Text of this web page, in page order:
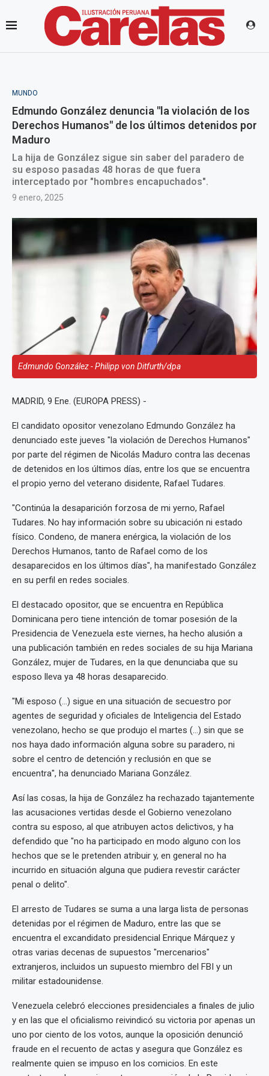
MUNDO
Edmundo González denuncia "la violación de los
Derechos Humanos" de los últimos detenidos por
Maduro
La hija de González sigue sin saber del paradero de
su esposo pasadas 48 horas de que fuera
interceptado por "hombres encapuchados".
9 enero, 2025
Edmundo González - Philipp von Ditfurth/dpa
MADRID, 9 Ene. (EUROPA PRESS) -
El candidato opositor venezolano Edmundo González ha
denunciado este jueves "la violación de Derechos Humanos"
por parte del régimen de Nicolás Maduro contra las decenas
de detenidos en los últimos días, entre los que se encuentra
el propio yerno del veterano disidente, Rafael Tudares.
"Continúa la desaparición forzosa de mi yerno, Rafael
Tudares. No hay información sobre su ubicación ni estado
físico. Condeno, de manera enérgica, la violación de los
Derechos Humanos, tanto de Rafael como de los
desaparecidos en los últimos días", ha manifestado González
en su perfil en redes sociales.
El destacado opositor, que se encuentra en República
Dominicana pero tiene intención de tomar posesión de la
Presidencia de Venezuela este viernes, ha hecho alusión a
una publicación también en redes sociales de su hija Mariana
González, mujer de Tudares, en la que denunciaba que su
esposo lleva ya 48 horas desaparecido.
"Mi esposo (...) sigue en una situación de secuestro por
agentes de seguridad y oficiales de Inteligencia del Estado
venezolano, hecho se que produjo el martes (...) sin que se
nos haya dado información alguna sobre su paradero, ni
sobre el centro de detención y reclusión en que se
encuentra", ha denunciado Mariana González.
Así las cosas, la hija de González ha rechazado tajantemente
las acusaciones vertidas desde el Gobierno venezolano
contra su esposo, al que atribuyen actos delictivos, y ha
defendido que "no ha participado en modo alguno con los
hechos que se le pretenden atribuir y, en general no ha
incurrido en situación alguna que pudiera revestir carácter
penal o delito".
El arresto de Tudares se suma a una larga lista de personas
detenidas por el régimen de Maduro, entre las que se
encuentra el excandidato presidencial Enrique Márquez y
otras varias decenas de supuestos "mercenarios"
extranjeros, incluidos un supuesto miembro del FBI y un
militar estadounidense.
Venezuela celebró elecciones presidenciales a finales de julio
y en las que el oficialismo reivindicó su victoria por apenas un
uno por ciento de los votos, aunque la oposición denunció
fraude en el recuento de actas y asegura que González es
realmente quien se impuso en los comicios. En este